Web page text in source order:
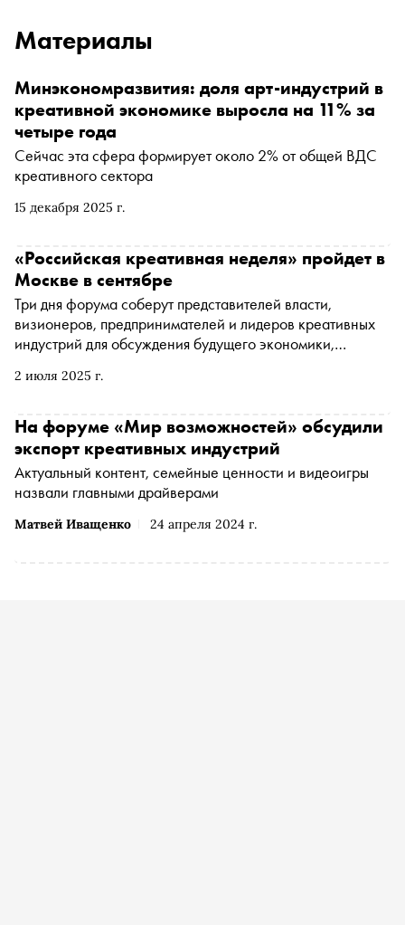
Материалы
15 декабря 2025 г.
Минэкономразвития: доля арт-индустрий в
креативной экономике выросла на 11% за
четыре года
Сейчас эта сфера формирует около 2% от общей ВДС
креативного сектора
2 июля 2025 г.
«Российская креативная неделя» пройдет в
Москве в сентябре
Три дня форума соберут представителей власти,
визионеров, предпринимателей и лидеров креативных
индустрий для обсуждения будущего экономики,
Матвей Иващенко 24 апреля 2024 г.
На форуме «Мир возможностей» обсудили
экспорт креативных индустрий
Актуальный контент, семейные ценности и видеоигры
назвали главными драйверами